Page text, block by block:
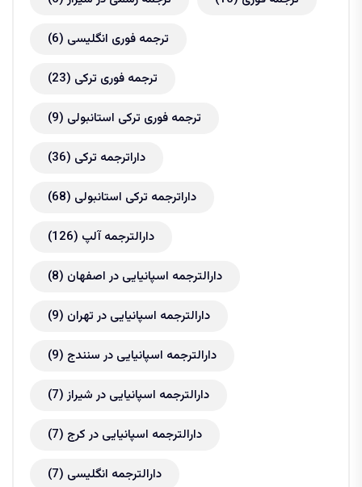
ترجمه فوری انگلیسی (6)
ترجمه فوری ترکی (23)
ترجمه فوری ترکی استانبولی (9)
داراترجمه ترکی (36)
داراترجمه ترکی استانبولی (68)
دارالترجمه آلپ (126)
دارالترجمه اسپانیایی در اصفهان (8)
دارالترجمه اسپانیایی در تهران (9)
دارالترجمه اسپانیایی در سنندج (9)
دارالترجمه اسپانیایی در شیراز (7)
دارالترجمه اسپانیایی در کرج (7)
دارالترجمه انگلیسی (7)